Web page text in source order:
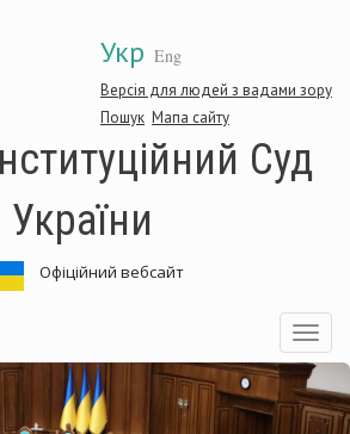
Укр Eng
Версія для людей з вадами зору
Пошук Мапа сайту
Суд
України
Офіційний вебсайт
Toggle